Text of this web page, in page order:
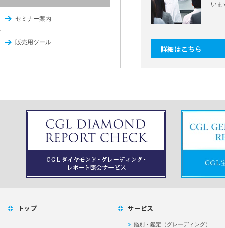
セミナー案内
販売用ツール
いま
鑑別・鑑定（グレーディング）